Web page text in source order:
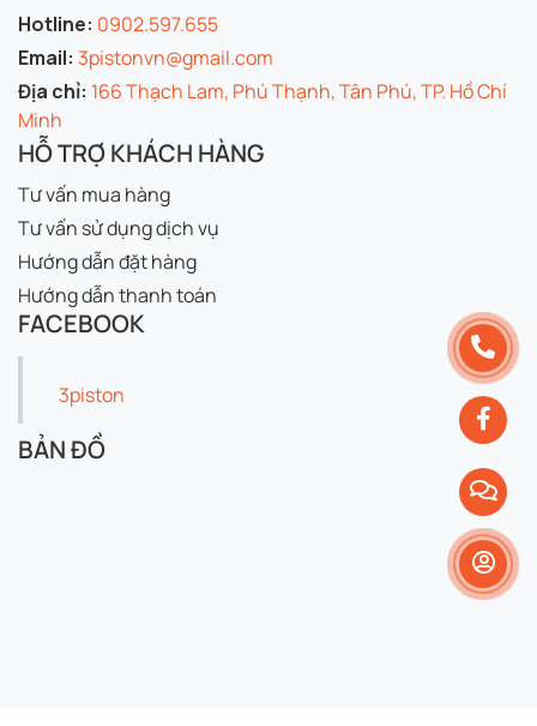
Hotline: 0902.597.655
Email: 3pistonvn@gmail.com
Địa chỉ: 166 Thạch Lam, Phú Thạnh, Tân Phú, TP. Hồ Chí
Minh
HỖ TRỢ KHÁCH HÀNG
Tư vấn mua hàng
Tư vấn sử dụng dịch vụ
Hướng dẫn đặt hàng
Hướng dẫn thanh toán
FACEBOOK
3piston
BẢN ĐỒ